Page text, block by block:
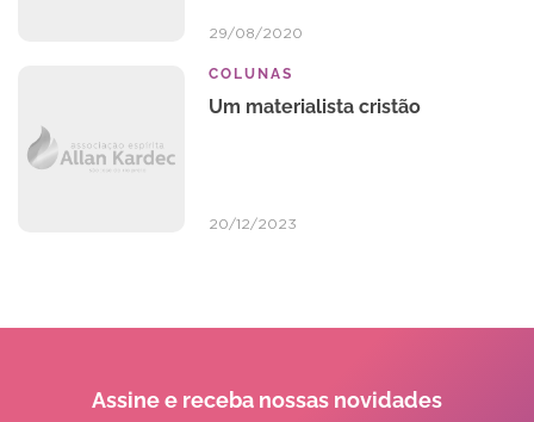
29/08/2020
COLUNAS
Um materialista cristão
20/12/2023
Assine e receba nossas novidades